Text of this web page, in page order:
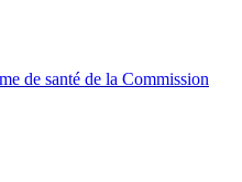
de santé de la Commission